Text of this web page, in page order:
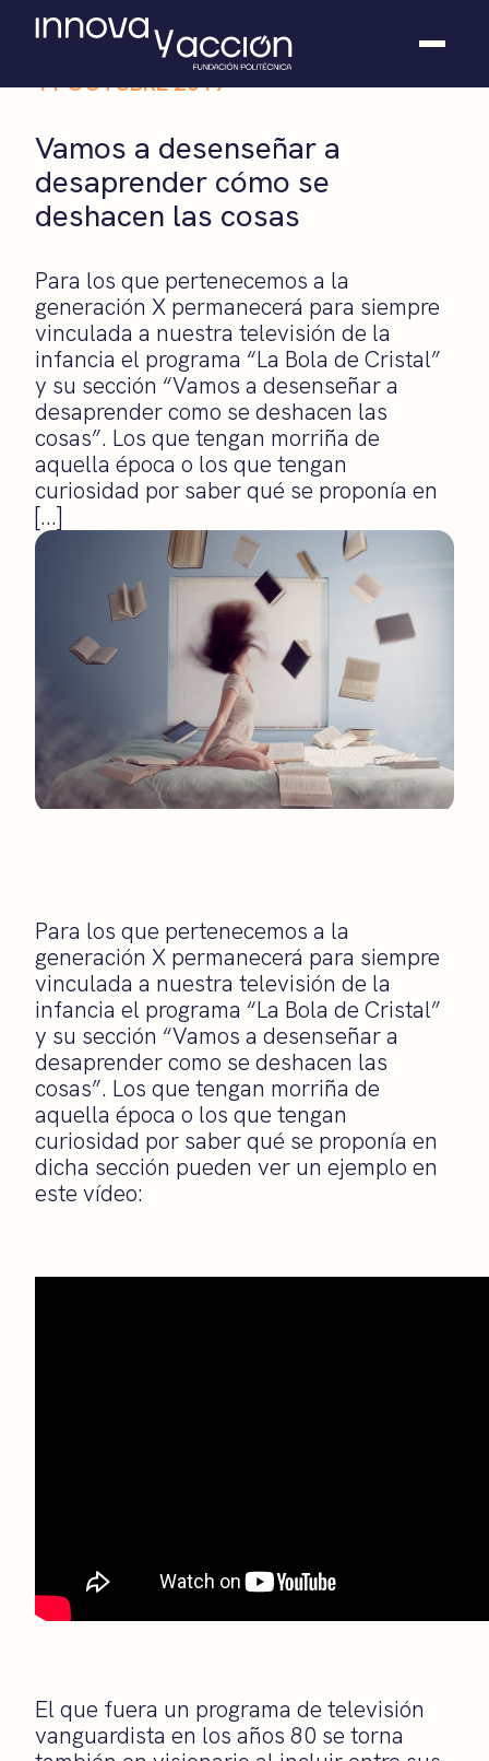
Somos fundación
Casos de éxito
Hackathones
11 OCTUBRE 2019
Vamos a desenseñar a
desaprender cómo se
deshacen las cosas
Para los que pertenecemos a la
generación X permanecerá para siempre
vinculada a nuestra televisión de la
infancia el programa “La Bola de Cristal”
y su sección “Vamos a desenseñar a
desaprender como se deshacen las
cosas”. Los que tengan morriña de
aquella época o los que tengan
curiosidad por saber qué se proponía en
[…]
Para los que pertenecemos a la
generación X permanecerá para siempre
vinculada a nuestra televisión de la
infancia el programa “La Bola de Cristal”
y su sección “Vamos a desenseñar a
desaprender como se deshacen las
cosas”. Los que tengan morriña de
aquella época o los que tengan
curiosidad por saber qué se proponía en
dicha sección pueden ver un ejemplo en
este vídeo:
El que fuera un programa de televisión
vanguardista en los años 80 se torna